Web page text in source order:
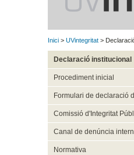
Inici > UVintegritat >
Declaració institucional
Procediment inicial
Formulari de declaració
Comissió d'Integritat
Canal de denúncia
Normativa